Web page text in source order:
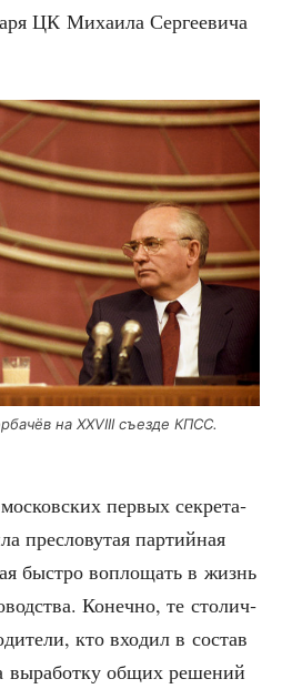
ЦК Миха­и­ла Сер­ге­е­ви­ча
на XXVIII съез­де КПСС.
пер­вых сек­ре­та­
пре­сло­ву­тая пар­тий­ная
быст­ро вопло­щать в жизнь
Конеч­но, те сто­лич­
кто вхо­дил в состав
выра­бот­ку общих реше­ний